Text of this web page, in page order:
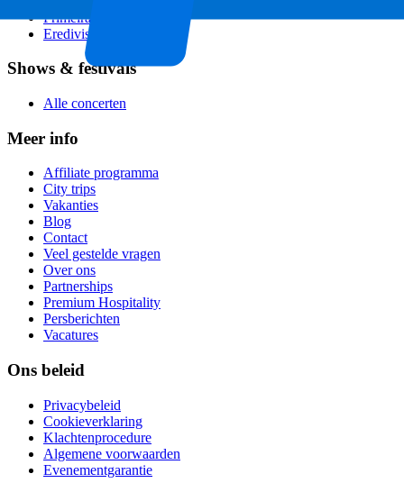
Primeira Liga
Eredivisie
Shows & festivals
Alle concerten
Meer info
Affiliate programma
City trips
Vakanties
Blog
Contact
Veel gestelde vragen
Over ons
Partnerships
Premium Hospitality
Persberichten
Vacatures
Ons beleid
Privacybeleid
Cookieverklaring
Klachtenprocedure
Algemene voorwaarden
Evenementgarantie